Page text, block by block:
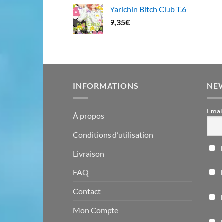
Yarichin Bitch Club T.6
9,35€
INFORMATIONS
À propos
Conditions d’utilisation
Livraison
FAQ
Contact
Mon Compte